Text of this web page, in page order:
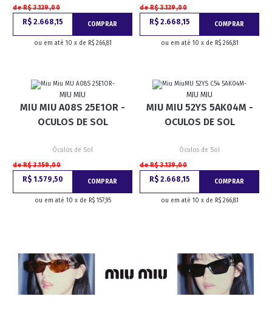
de R$ 3.139,00
R$ 2.668,15 COMPRAR
ou em até 10 x de R$ 266,81
de R$ 3.139,00
R$ 2.668,15 COMPRAR
ou em até 10 x de R$ 266,81
MIU MIU
MIU MIU A08S 25E1OR -
OCULOS DE SOL
Óculos de Sol
de R$ 3.159,00
R$ 1.579,50 COMPRAR
ou em até 10 x de R$ 157,95
MIU MIU
MIU MIU 52YS 5AK04M -
OCULOS DE SOL
Óculos de Sol
de R$ 3.139,00
R$ 2.668,15 COMPRAR
ou em até 10 x de R$ 266,81